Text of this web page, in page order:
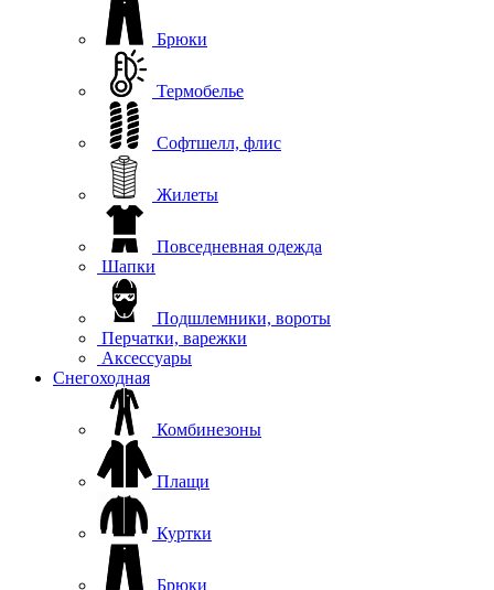
Брюки
Термобелье
Софтшелл, флис
Жилеты
Повседневная одежда
Шапки
Подшлемники, вороты
Перчатки, варежки
Аксессуары
Снегоходная
Комбинезоны
Плащи
Куртки
Брюки